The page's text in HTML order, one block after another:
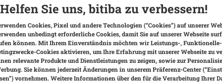
erhalte eine Fehlermeldung in
Sie sicher, dass Sie die neueste Version unserer bitiba App
deinstallieren und dann neu zu installieren.
diese Maßnahmen den Fehler nicht beheben, bitten wir Sie uns
Sie uns auch wann und an welcher Stelle der Fehler
Helfen Sie uns, bitiba zu verbessern!
Cookies, Pixel und andere Technologien (“Cookies”) auf unserer
unbedingt erforderliche Cookies, damit Sie auf unserer Webseite
können. Mit Ihrem Einverständnis möchten wir Leistungs-,
Cookies aktivieren, um Ihre Erfahrung mit unserer Webseite zu
relevante Produkte und Dienstleistungen zu zeigen, sowie zur
Sie können jederzeit Änderungen in unserem Präferenz-Center
vornehmen. Weitere Informationen über den für die Verarbeitung Ihrer